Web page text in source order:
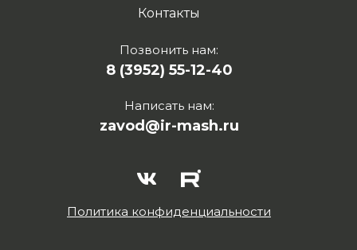
Контакты
Позвонить нам:
8 (3952) 55-12-40
Написать нам:
zavod@ir-mash.ru
Политика конфиденциальности